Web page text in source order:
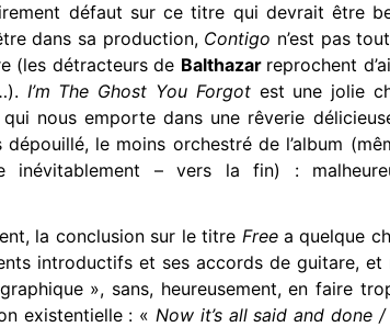
défaut sur ce titre qui devrait être
dans sa production, Contigo n’est pas
(les détracteurs de Balthazar reprochent
I’m The Ghost You Forgot est une jolie
qui nous emporte dans une rêverie
le moins orchestré de l’album
inévitablement – vers la fin) :
la conclusion sur le titre Free a quelque
introductifs et ses accords de guitare, et
», sans, heureusement, en faire
existentielle : « Now it’s all said and done